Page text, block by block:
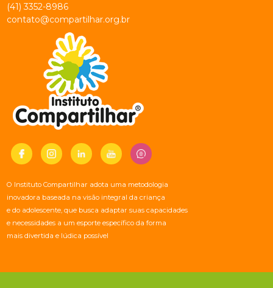
(41) 3352-8986
contato@compartilhar.org.br
O Instituto Compartilhar adota uma metodologia
inovadora baseada na visão integral da criança
e do adolescente, que busca adaptar suas capacidades
e necessidades a um esporte específico da forma
mais divertida e lúdica possível